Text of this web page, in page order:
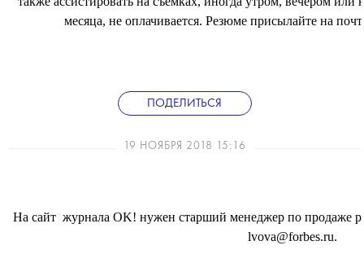
месяца, не оплачивается. Резюме присылайте на
ПОДЕЛИТЬСЯ
19 НОЯБРЯ 2018 15:16
На сайт журнала OK! нужен старший менеджер по продаже
lvova@forbes.ru.